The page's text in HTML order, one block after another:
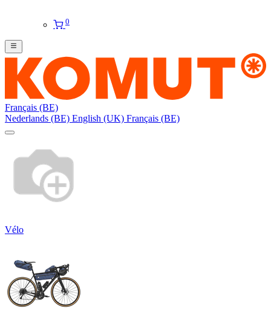
0
Français (BE)
Nederlands (BE) English (UK) Français (BE)
Vélo